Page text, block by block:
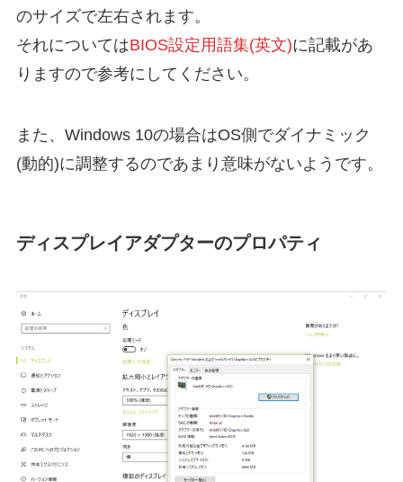
のサイズで左右されます。
それについてはBIOS設定用語集(英文)に記載があ
りますので参考にしてください。
また、Windows 10の場合はOS側でダイナミック
(動的)に調整するのであまり意味がないようです。
ディスプレイアダプターのプロパティ